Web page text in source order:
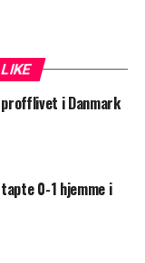
i Danmark
0-1 hjemme i